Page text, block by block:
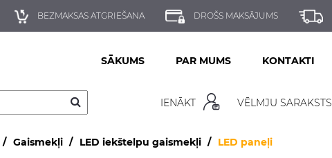
BEZMAKSAS ATGRIEŠANA DROŠS MAKSĀJUMS
SĀKUMS PAR MUMS KONTAKTI
IENĀKT VĒLMJU SARAKSTS
Gaismekļi LED iekštelpu gaismekļi LED paneļi